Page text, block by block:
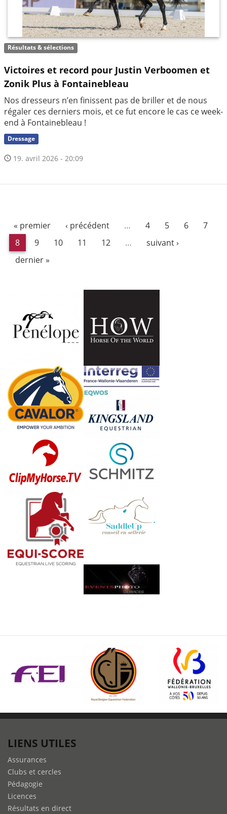
Résultats & sélections
Victoires et record pour Justin Verboomen et
Zonik Plus à Fontainebleau
Nos dresseurs n’en finissent pas de briller et de nous
régaler ces derniers mois, et ce fut encore le cas ce week-
end à Fontainebleau !
Dressage
19. avril 2026 - 20:09
« premier ‹ précédent … 4 5 6
7
8
9 10 11 12 …
suivant ›
dernier »
LIENS UTILES
Assurances
Clubs et cercles
Pédagogie
Licences
Résultats en direct